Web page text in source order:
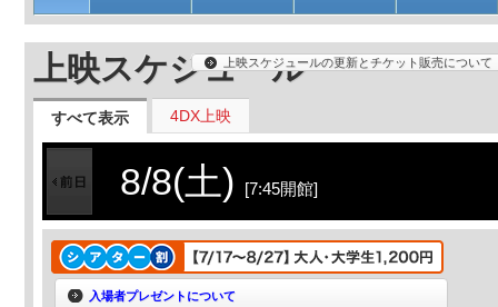
上映スケジュール
すべて表示 4DX上映
上映スケジュールの更新とチケット販売について
8/8(土) [7:45開館]
入場者プレゼントについて